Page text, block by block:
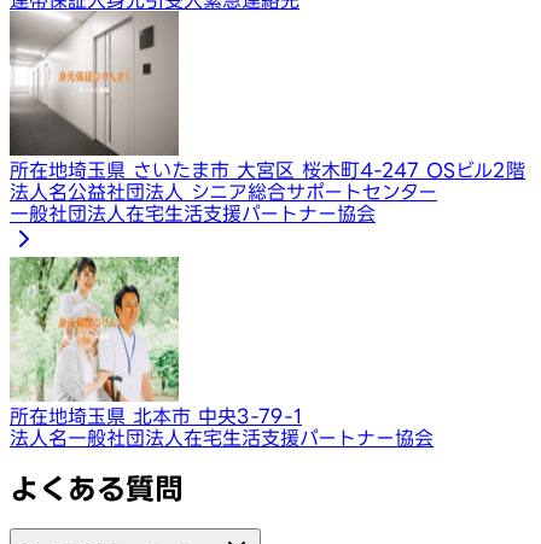
所在地埼玉県 さいたま市 大宮区 桜木町4-247 OSビル2階
法人名公益社団法人 シニア総合サポートセンター
一般社団法人在宅生活支援パートナー協会
所在地埼玉県 北本市 中央3-79-1
法人名一般社団法人在宅生活支援パートナー協会
よくある質問